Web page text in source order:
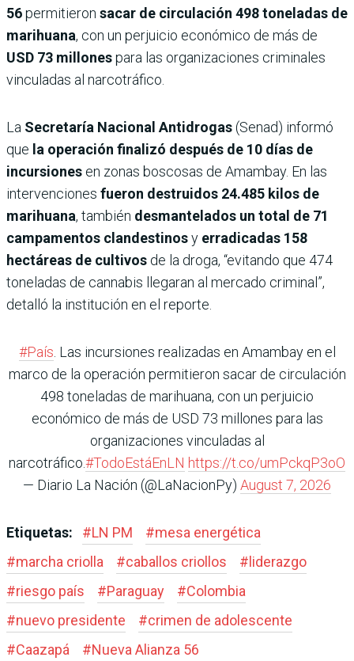
56permitieron sacar de circulación 498 toneladas de
marihuana, con un perjuicio económico de más de
USD 73 millonespara las organizaciones criminales
vinculadas al narcotráfico.
La Secretaría Nacional Antidrogas(Senad) informó
que la operación finalizó después de 10 días de
incursiones en zonas boscosas de Amambay. En las
intervenciones fueron destruidos 24.485 kilos de
marihuana, también desmantelados un total de 71
campamentos clandestinosy erradicadas 158
hectáreas de cultivos de la droga, “evitando que 474
toneladas de cannabis llegaran al mercado criminal”,
detalló la institución en el reporte.
#País . Las incursiones realizadas en Amambay en el
marco de la operación permitieron sacar de circulación
498 toneladas de marihuana, con un perjuicio
económico de más de USD 73 millones para las
organizaciones vinculadas al
narcotráfico.#TodoEstáEnLN https://t.co/umPckqP3oO
— Diario La Nación (@LaNacionPy) August 7, 2026
Etiquetas: #LN PM #mesa energética
#marcha criolla #caballos criollos # liderazgo
#riesgo país #Paraguay #Colombia
#nuevo presidente #crimen de adolescente
#Caazapá #Nueva Alianza 56